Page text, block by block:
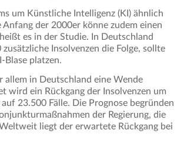
um Künstliche Intelligenz (KI) ähnlich
der 2000er könne zudem einen
es in der Studie. In Deutschland
Insolvenzen die Folge, sollte
Blase platzen.
allem in Deutschland eine Wende
wird ein Rückgang der Insolvenzen um
23.500 Fälle. Die Prognose begründen
der Regierung, die
liegt der erwartete Rückgang bei